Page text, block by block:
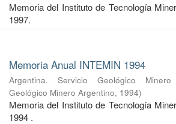
Memoria del Instituto de Tecnología
1997.
Memoria Anual INTEMIN 1994
Argentina. Servicio Geológico Minero
Geológico Minero Argentino, 1994)
Memoria del Instituto de Tecnología
1994 .